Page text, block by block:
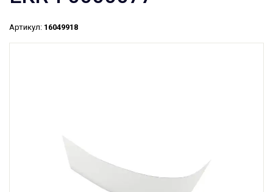
Артикул: 16049918